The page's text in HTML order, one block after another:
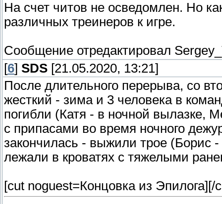
На счет читов не осведомлен. Но
различных треинеров к игре.
Сообщение отредактировал
[6] SDS [21.05.2020, 13:21]
После длительного перерыва, со
жесткий - зима и 3 человека в
погибли (Катя - в ночной вылазке,
с припасами во время ночного
закончилась - выжили трое (Борис
лежали в кроватях с тяжелыми
[cut noguest=Концовка из Эпилога] [/